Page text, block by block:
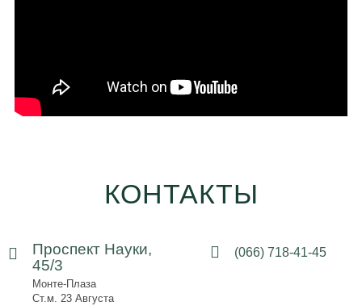
КОНТАКТЫ
Проспект Науки,
45/3
Монте-Плаза
Ст.м. 23 Августа
(066) 718-41-45